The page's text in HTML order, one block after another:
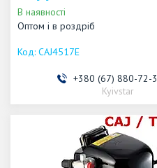
В наявності
Оптом і в роздріб
CAJ4517E
+380 (67) 880-72-
Kyivstar